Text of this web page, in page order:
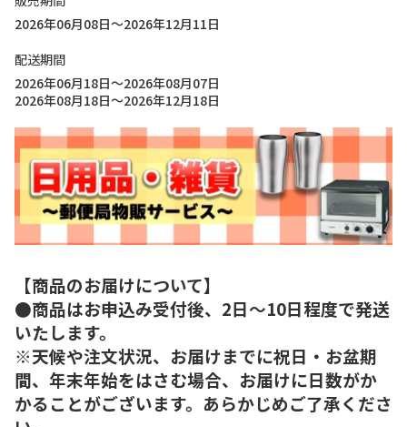
2026年06月08日～2026年12月11日
配送期間
2026年06月18日～2026年08月07日
2026年08月18日～2026年12月18日
【商品のお届けについて】
●商品はお申込み受付後、2日～10日程度で発送
いたします。
※天候や注文状況、お届けまでに祝日・お盆期
間、年末年始をはさむ場合、お届けに日数がか
かることがございます。あらかじめご了承くださ